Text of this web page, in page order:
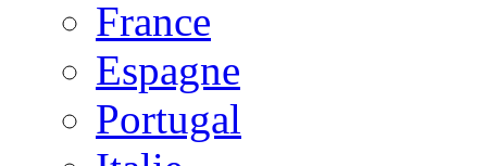
France
Espagne
Portugal